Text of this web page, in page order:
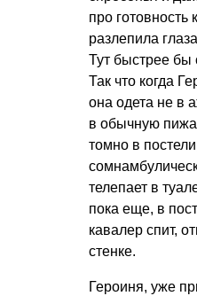
про готовность
разлепила
Тут быстрее бы
Так что когда
она одета не в
в обычную
томно в
телепает в
пока еще, в
кавалер спит,
стенке.
Героиня, уже